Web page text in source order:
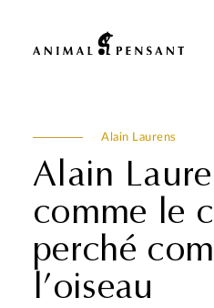
Alain Laurens
Alain
comme le
perché
l’oiseau